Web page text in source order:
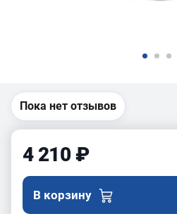
Пока нет отзывов
4 210 ₽
В корзину